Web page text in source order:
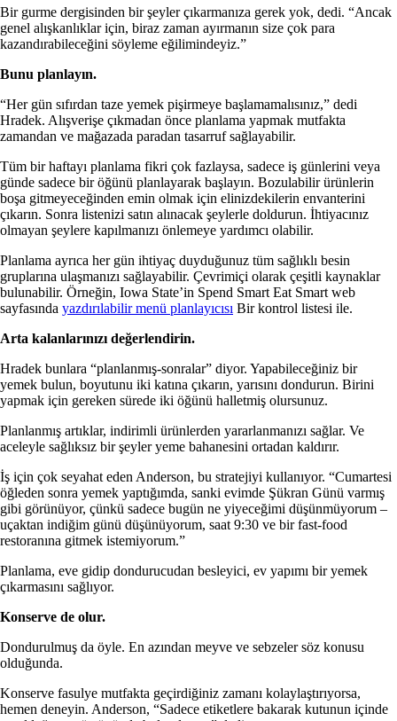
Bir gurme dergisinden bir şeyler çıkarmanıza gerek yok, dedi. “Ancak
genel alışkanlıklar için, biraz zaman ayırmanın size çok para
kazandırabileceğini söyleme eğilimindeyiz.”
Bunu planlayın.
“Her gün sıfırdan taze yemek pişirmeye başlamamalısınız,” dedi
Hradek. Alışverişe çıkmadan önce planlama yapmak mutfakta
zamandan ve mağazada paradan tasarruf sağlayabilir.
Tüm bir haftayı planlama fikri çok fazlaysa, sadece iş günlerini veya
günde sadece bir öğünü planlayarak başlayın. Bozulabilir ürünlerin
boşa gitmeyeceğinden emin olmak için elinizdekilerin envanterini
çıkarın. Sonra listenizi satın alınacak şeylerle doldurun. İhtiyacınız
olmayan şeylere kapılmanızı önlemeye yardımcı olabilir.
Planlama ayrıca her gün ihtiyaç duyduğunuz tüm sağlıklı besin
gruplarına ulaşmanızı sağlayabilir. Çevrimiçi olarak çeşitli kaynaklar
bulunabilir. Örneğin, Iowa State’in Spend Smart Eat Smart web
sayfasında yazdırılabilir menü planlayıcısı Bir kontrol listesi ile.
Arta kalanlarınızı değerlendirin.
Hradek bunlara “planlanmış-sonralar” diyor. Yapabileceğiniz bir
yemek bulun, boyutunu iki katına çıkarın, yarısını dondurun. Birini
yapmak için gereken sürede iki öğünü halletmiş olursunuz.
Planlanmış artıklar, indirimli ürünlerden yararlanmanızı sağlar. Ve
aceleyle sağlıksız bir şeyler yeme bahanesini ortadan kaldırır.
İş için çok seyahat eden Anderson, bu stratejiyi kullanıyor. “Cumartesi
öğleden sonra yemek yaptığımda, sanki evimde Şükran Günü varmış
gibi görünüyor, çünkü sadece bugün ne yiyeceğimi düşünmüyorum –
uçaktan indiğim günü düşünüyorum, saat 9:30 ve bir fast-food
restoranına gitmek istemiyorum.”
Planlama, eve gidip dondurucudan besleyici, ev yapımı bir yemek
çıkarmasını sağlıyor.
Konserve de olur.
Dondurulmuş da öyle. En azından meyve ve sebzeler söz konusu
olduğunda.
Konserve fasulye mutfakta geçirdiğiniz zamanı kolaylaştırıyorsa,
hemen deneyin. Anderson, “Sadece etiketlere bakarak kutunun içinde